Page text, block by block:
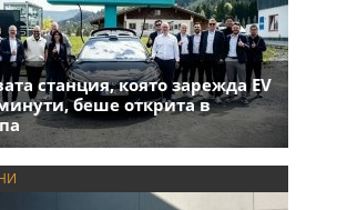
станция, която зарежда EV
беше открита в